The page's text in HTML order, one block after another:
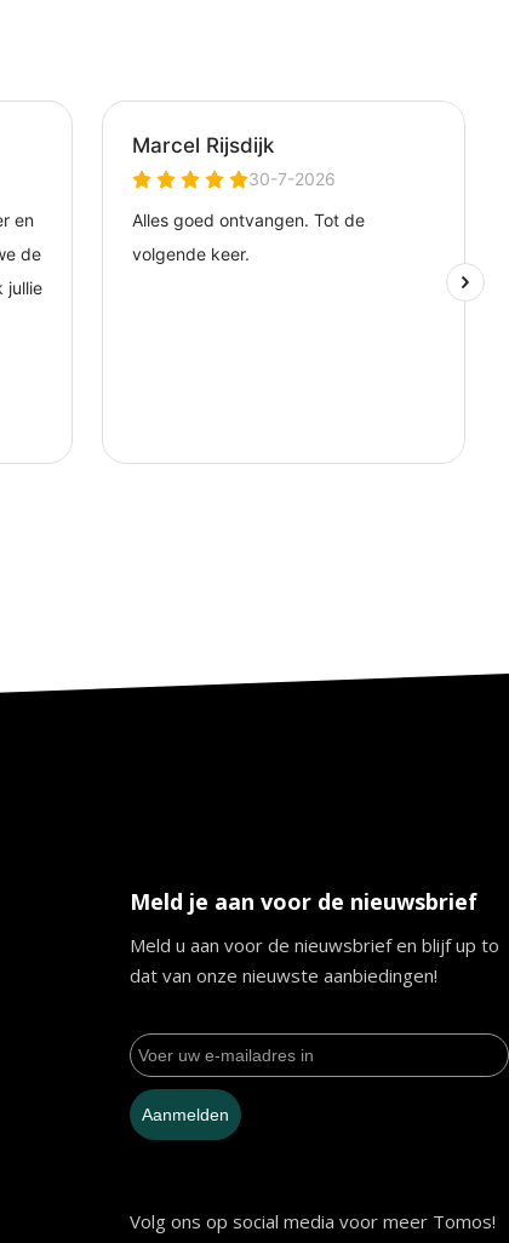
Meld je aan voor de nieuwsbrief
Meld u aan voor de nieuwsbrief en blijf up to
dat van onze nieuwste aanbiedingen!
Aanmelden
Volg ons op social media voor meer Tomos!